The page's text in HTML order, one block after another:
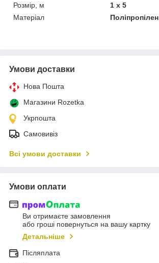
Розмір, м
1 х 5
Матеріал
Поліпропілен
Умови доставки
Нова Пошта
Магазини Rozetka
Укрпошта
Самовивіз
Всі умови доставки
Умови оплати
Ви отримаєте замовлення
або гроші повернуться на вашу картку
Детальніше
Післяплата